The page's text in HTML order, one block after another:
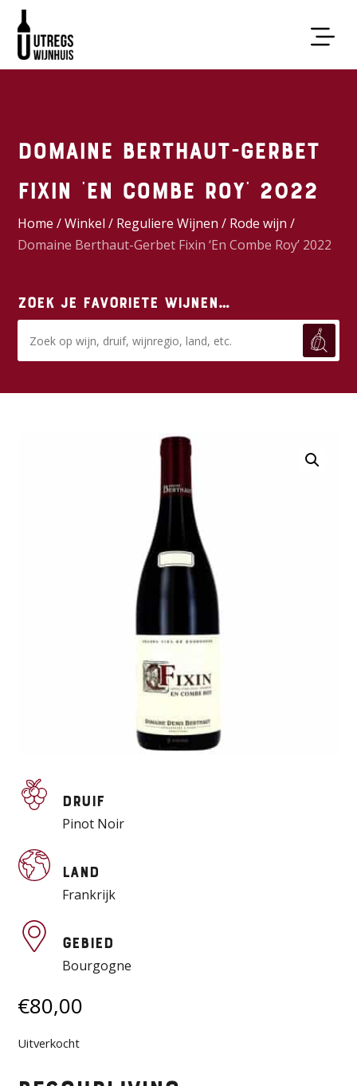
Domaine Berthaut-Gerbet
Fixin ‘En Combe Roy’ 2022
Home /Winkel / Reguliere Wijnen / Rode wijn /
Domaine Berthaut-Gerbet Fixin ‘En Combe Roy’ 2022
Zoek je favoriete wijnen…
Druif
Pinot Noir
Land
Frankrijk
Gebied
Bourgogne
€80,00
Uitverkocht